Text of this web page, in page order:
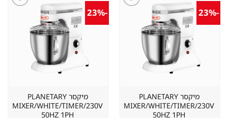
במועדפים
מיקסר PLANETARY
MIXER/WHITE/TIMER/230V
50HZ 1PH
במועדפים
מיקסר PLANETARY
MIXER/WHITE/TIMER/230V
50HZ 1PH